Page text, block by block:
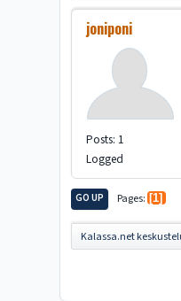
joniponi
Posts: 1
Logged
GO UP Pages 1
Kalassa.net